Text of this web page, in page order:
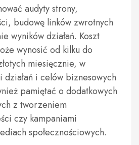
audyty strony,
budowę linków zwrotnych
wyników działań. Koszt
wynosić od kilku do
miesięcznie, w
działań i celów biznesowych
pamiętać o dodatkowych
z tworzeniem
czy kampaniami
społecznościowych.